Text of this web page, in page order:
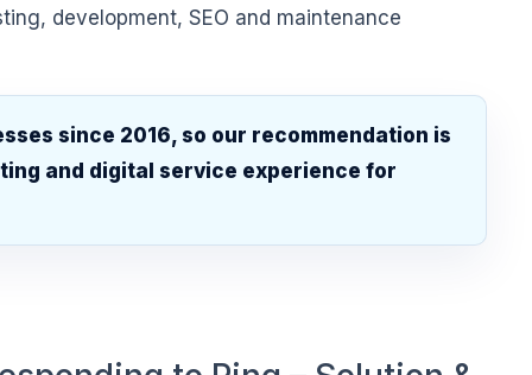
development, SEO and maintenance
since 2016, so our recommendation is
and digital service experience for